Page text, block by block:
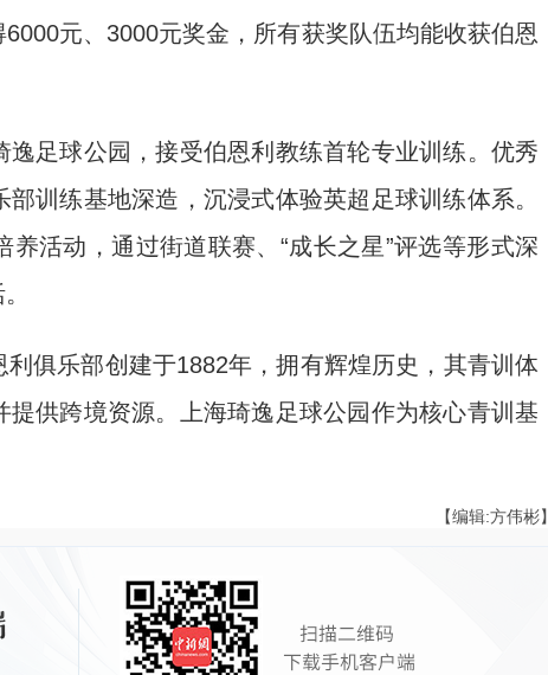
元、3000元奖金，所有获奖队伍均能收获伯恩
足球公园，接受伯恩利教练首轮专业训练。优秀
训练基地深造，沉浸式体验英超足球训练体系。
活动，通过街道联赛、“成长之星”评选等形式深
乐部创建于1882年，拥有辉煌历史，其青训体
供跨境资源。上海琦逸足球公园作为核心青训基
【编辑:方伟彬】